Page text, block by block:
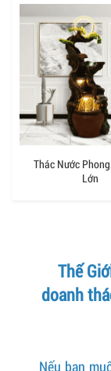
Thác Nước
Lớn
Thế
doanh
Nếu bạn